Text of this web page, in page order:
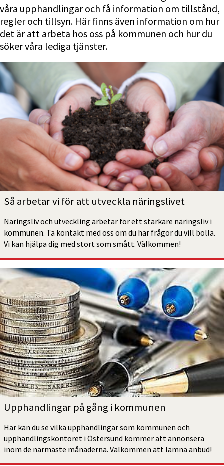
våra upphandlingar och få information om tillstånd,
regler och tillsyn. Här finns även information om hur
det är att arbeta hos oss på kommunen och hur du
söker våra lediga tjänster.
Så arbetar vi för att utveckla näringslivet
Näringsliv och utveckling arbetar för ett starkare näringsliv i
kommunen. Ta kontakt med oss om du har frågor du vill bolla.
Vi kan hjälpa dig med stort som smått. Välkommen!
Upphand­lingar på gång i kommunen
Här kan du se vilka upphandlingar som kommunen och
upphandlings­kontoret i Östersund kommer att annonsera
inom de närmaste månaderna. Välkommen att lämna anbud!